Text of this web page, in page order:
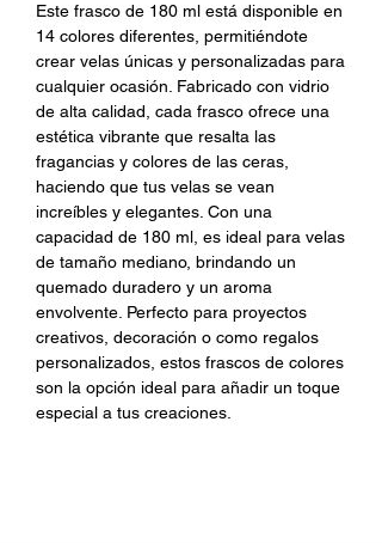
Este frasco de 180 ml está disponible en
14 colores diferentes, permitiéndote
crear velas únicas y personalizadas para
cualquier ocasión. Fabricado con vidrio
de alta calidad, cada frasco ofrece una
estética vibrante que resalta las
fragancias y colores de las ceras,
haciendo que tus velas se vean
increíbles y elegantes. Con una
capacidad de 180 ml, es ideal para velas
de tamaño mediano, brindando un
quemado duradero y un aroma
envolvente. Perfecto para proyectos
creativos, decoración o como regalos
personalizados, estos frascos de colores
son la opción ideal para añadir un toque
especial a tus creaciones.